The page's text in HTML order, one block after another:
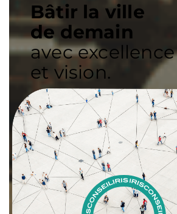
Bâtir la ville
de demain
avec excellence
et vision.